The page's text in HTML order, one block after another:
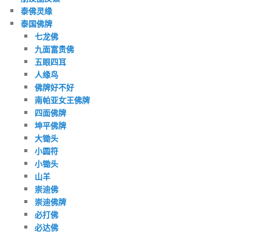
泰佛灵缘
泰国佛牌
七龙佛
九面富贵佛
五眼四耳
人缘鸟
佛牌好不好
南帕亚女王佛牌
四面佛牌
坤平佛牌
大锄头
小圆符
小锄头
山羊
崇迪佛
崇迪佛牌
必打佛
必达佛